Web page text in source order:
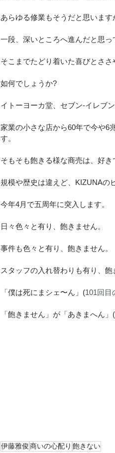
あらゆる修業もそうだと思いま
一段、深いところへ進んだと思っ
そこまでたどり着いた喜びとさ
如何でしょうか?
イトーヨーカ堂、セブン-イレブ
家業の小さな店から60年で今や6
す。
そもそも飽きる様な商売は、好き
規模や歴史は違えど、KIZUNAの
今年4月で五周年に突入します。
日々色々と有り、飽きません。
事件も色々と有り、飽きません。
スタッフの入れ替わりも有り、飽
「僕は死にまシェ〜ん」(101回目
「飽きません」が「あきまへん
伊藤雅俊商いの心配り 飽きない